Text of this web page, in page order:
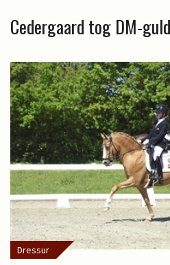
Cedergaard tog DM-
Dressur